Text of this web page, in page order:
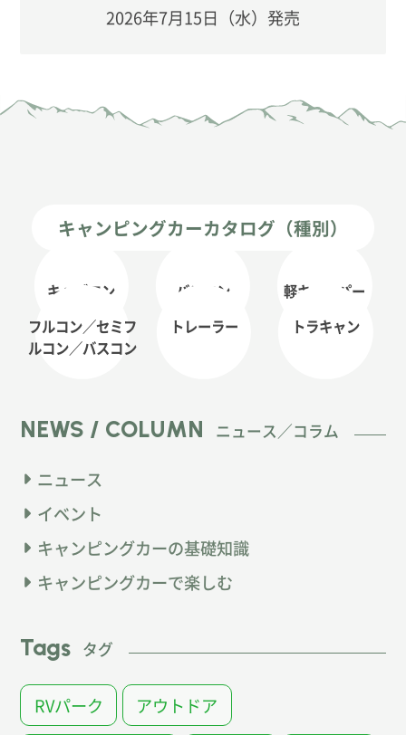
2026年7月15日（水）発売
キャンピングカーカタログ（種別）
キャブコン バンコン
軽キャンパー
フルコン／セミフ
ルコン／バスコン
トレーラー トラキャン
NEWS / COLUMN ニュース／コラム
ニュース
イベント
キャンピングカーの基礎知識
キャンピングカーで楽しむ
Tags タグ
RVパーク アウトドア